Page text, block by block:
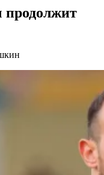
продолжит